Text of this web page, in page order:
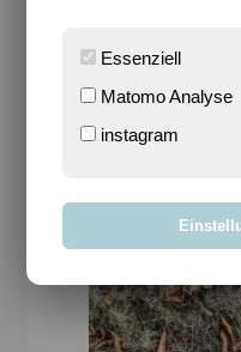
Essenziell
Matomo Analyse
instagram